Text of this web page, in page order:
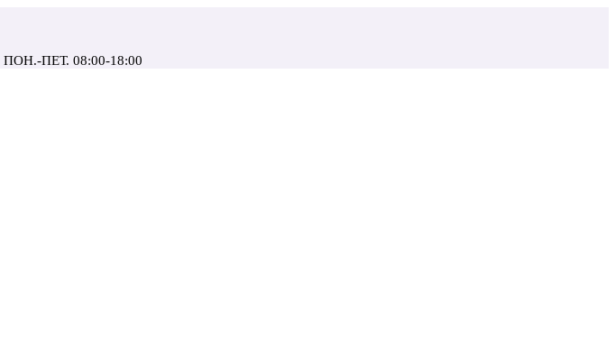
ПОН.-ПЕТ. 08:00-18:00